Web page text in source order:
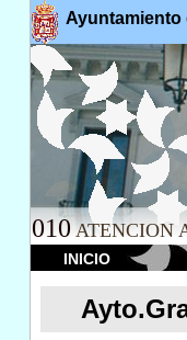
Ayuntamiento
010 ATENCION
INICIO